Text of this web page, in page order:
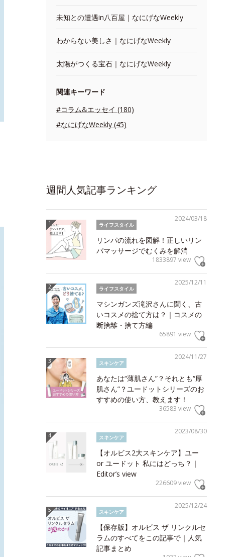
未知との遭遇in八百屋｜なにげなWeekly
わからない美しさ｜なにげなWeekly
太陽がつくる宝石｜なにげなWeekly
関連キーワード
#コラム&エッセイ (180)
#なにげなWeekly (45)
週間人気記事ランキング
2024/03/18
ライフスタイル
リンパの流れを図解！正しいリン
パマッサージでむくみを解消
1833897 view
2025/12/11
ライフスタイル
マシンガンズ滝沢さんに聞く、古
いコスメの捨て方は？｜コスメの
断捨離・捨て方編
65891 view
2024/11/27
スキンケア
あなたは“薄肌さん”？それとも“厚
肌さん”？ユードットシリーズのお
すすめの使い方、教えます！
36583 view
2023/08/30
スキンケア
【オルビス2大スキンケア】ユー
or ユードット 私にはどっち？｜
Editor’s view
226609 view
2025/12/24
スキンケア
【保存版】オルビス ザ リンクルセ
ラムのすべてをこの記事で｜人気
記事まとめ